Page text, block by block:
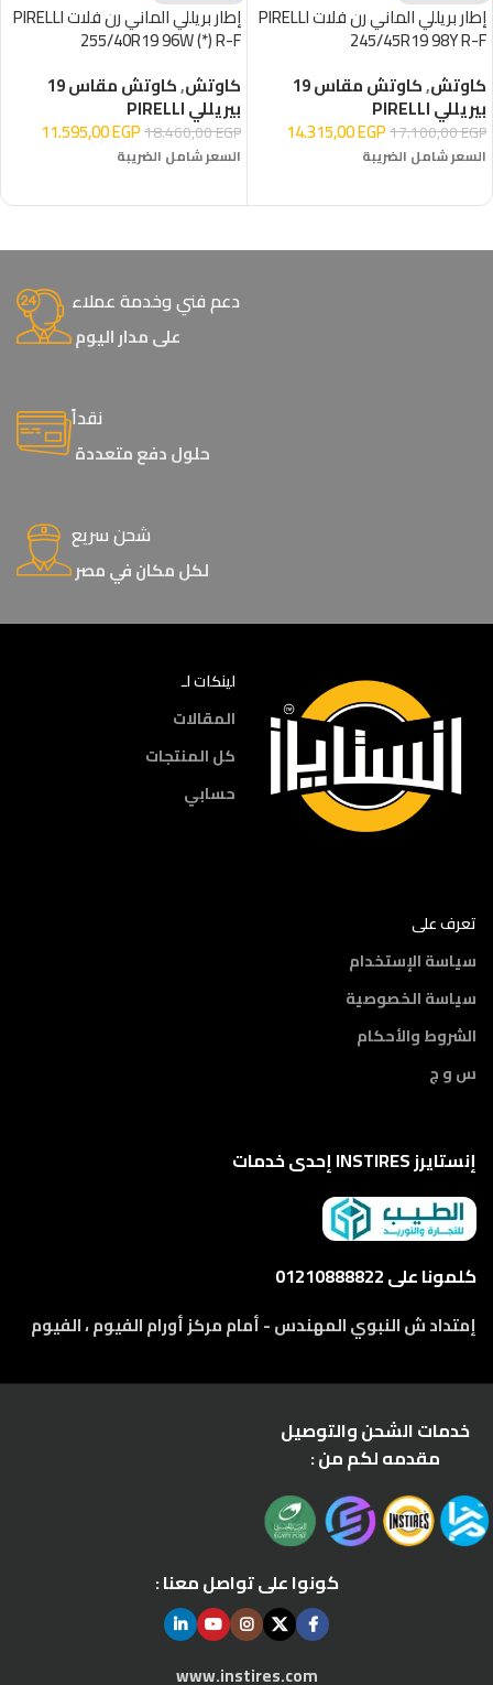
إطار بريللي الماني رن فلات PIRELLI
245/45R19 98Y R-F
كاوتش,كاوتش مقاس 19
بيريللي PIRELLI
17.100,00EGP
14.315,00EGP
السعر شامل الضريبة
إطار بريللي الماني رن فلات PIRELLI
255/40R19 96W (*) R-F
كاوتش,كاوتش مقاس 19
بيريللي PIRELLI
18.460,00EGP
11.595,00EGP
السعر شامل الضريبة
دعم فني وخدمة عملاء
على مدار اليوم
نقداً
حلول دفع متعددة
شحن سريع
لكل مكان في مصر
لينكات لـ
المقالات
كل المنتجات
حسابي
تعرف على
سياسة الإستخدام
سياسة الخصوصية
الشروط والأحكام
س و ج
إنستايرز INSTIRES إحدى خدمات
كلمونا على 01210888822
إمتداد ش النبوي المهندس - أمام مركز أورام الفيوم ، الفيوم
خدمات الشحن والتوصيل
مقدمه لكم من :
كونوا على تواصل معنا :
www.instires.com